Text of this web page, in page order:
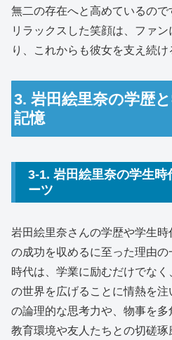
無二の存在へと高めているの
リラックスした笑顔は、ファ
り、これからも彼女を支え続け
3. 岩田絵里奈の学歴
記憶
3-1. 岩田絵里奈の学生
ーツ
岩田絵里奈さんの学歴や学生
の成功を収めるに至った理由
時代は、学業に励むだけでな
の世界を広げることに情熱を
の論理的な思考力や、物事を
教育環境や友人たちとの切磋